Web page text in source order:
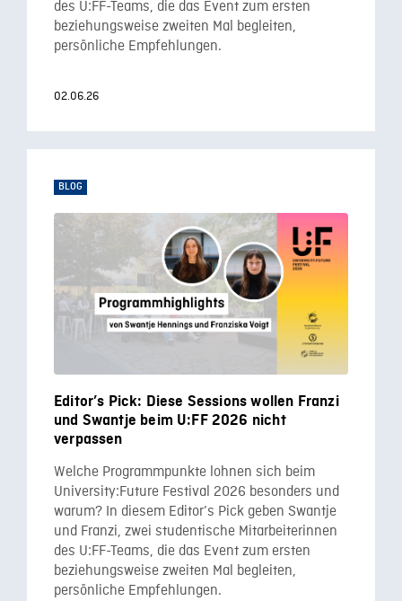
des U:FF-Teams, die das Event zum ersten
beziehungsweise zweiten Mal begleiten,
persönliche Empfehlungen.
02.06.26
BLOG
Editor’s Pick: Diese Sessions wollen Franzi
und Swantje beim U:FF 2026 nicht
verpassen
Welche Programmpunkte lohnen sich beim
University:Future Festival 2026 besonders und
warum? In diesem Editor’s Pick geben Swantje
und Franzi, zwei studentische Mitarbeiterinnen
des U:FF-Teams, die das Event zum ersten
beziehungsweise zweiten Mal begleiten,
persönliche Empfehlungen.